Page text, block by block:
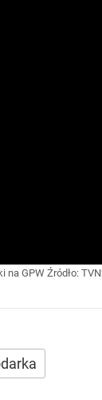
na GPW Źródło: